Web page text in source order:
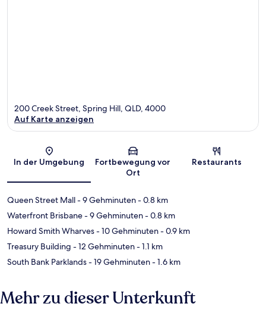
Karte
200 Creek Street, Spring Hill, QLD, 4000
Auf Karte anzeigen
In der Umgebung
Fortbewegung vor
Ort
Restaurants
Queen Street Mall- 9 Gehminuten- 0.8 km
Waterfront Brisbane- 9 Gehminuten- 0.8 km
Howard Smith Wharves- 10 Gehminuten- 0.9 km
Treasury Building - 12 Gehminuten- 1.1 km
South Bank Parklands- 19 Gehminuten- 1.6 km
Mehr zu dieser Unterkunft